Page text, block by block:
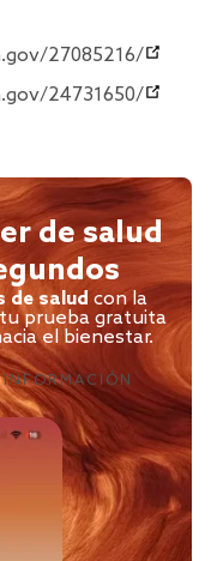
27085216/
24731650/
de salud
de salud con la
tu prueba gratuita
el bienestar.
INFORMACIÓN